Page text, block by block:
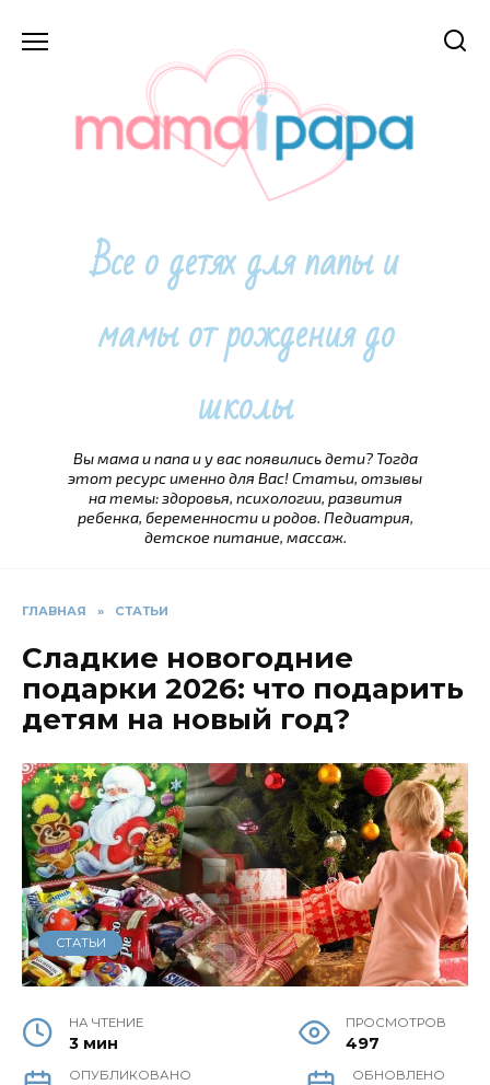
Все о детях для папы и
мамы от рождения до
школы
Вы мама и папа и у вас появились дети? Тогда
этот ресурс именно для Вас! Статьи, отзывы
на темы: здоровья, психологии, развития
ребенка, беременности и родов. Педиатрия,
детское питание, массаж.
ГЛАВНАЯ » СТАТЬИ
Сладкие новогодние
подарки 2026: что подарить
детям на новый год?
СТАТЬИ
НА ЧТЕНИЕ
3 мин
ПРОСМОТРОВ
497
ОПУБЛИКОВАНО ОБНОВЛЕНО